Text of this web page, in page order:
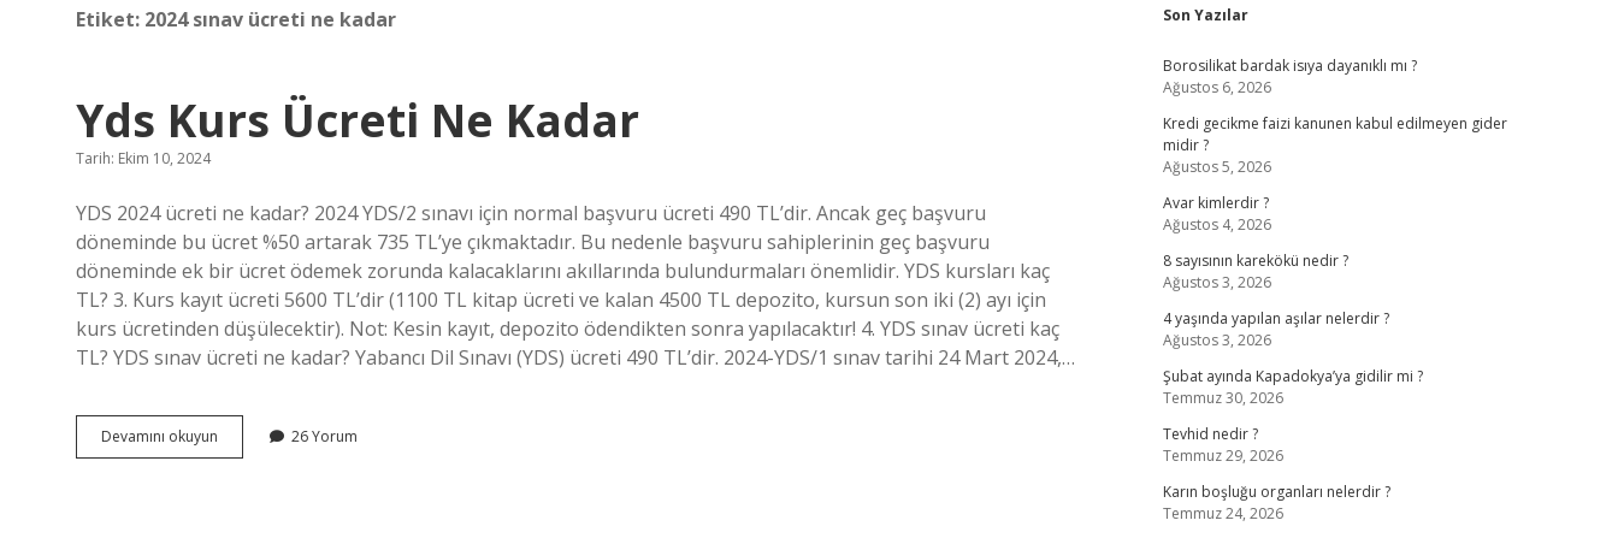
Etiket: 2024 sınav ücreti ne kadar
Yds Kurs Ücreti Ne Kadar
Tarih: Ekim 10, 2024
YDS 2024 ücreti ne kadar? 2024 YDS/2 sınavı için normal başvuru ücreti 490 TL’dir. Ancak geç başvuru
döneminde bu ücret %50 artarak 735 TL’ye çıkmaktadır. Bu nedenle başvuru sahiplerinin geç başvuru
döneminde ek bir ücret ödemek zorunda kalacaklarını akıllarında bulundurmaları önemlidir. YDS kursları kaç
TL? 3. Kurs kayıt ücreti 5600 TL’dir (1100 TL kitap ücreti ve kalan 4500 TL depozito, kursun son iki (2) ayı için
kurs ücretinden düşülecektir). Not: Kesin kayıt, depozito ödendikten sonra yapılacaktır! 4. YDS sınav ücreti kaç
TL? YDS sınav ücreti ne kadar? Yabancı Dil Sınavı (YDS) ücreti 490 TL’dir. 2024-YDS/1 sınav tarihi 24 Mart 2024,…
Devamını okuyun
Kurs
26 Yorum
Sidebar
Son Yazılar
Borosilikat bardak isıya dayanıklı mı ?
Ağustos 6, 2026
Kredi gecikme faizi kanunen kabul edilmeyen gider
midir ?
Ağustos 5, 2026
Avar kimlerdir ?
Ağustos 4, 2026
8 sayısının karekökü nedir ?
Ağustos 3, 2026
4 yaşında yapılan aşılar nelerdir ?
Ağustos 3, 2026
Şubat ayında Kapadokya’ya gidilir mi ?
Temmuz 30, 2026
Tevhid nedir ?
Temmuz 29, 2026
Karın boşluğu organları nelerdir ?
Temmuz 24, 2026